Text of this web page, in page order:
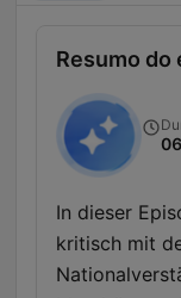
Resumo do
In dieser
kritisch mit